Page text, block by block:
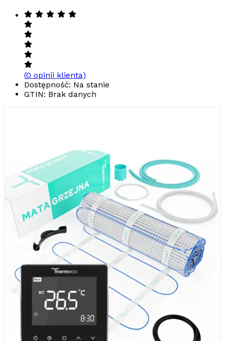
(0 opinii klienta)
Dostępność: Na stanie
GTIN: Brak danych